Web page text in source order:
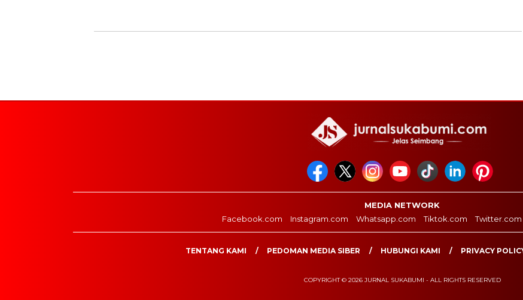
MEDIA NETWORK
Facebook.com
Instagram.com Whatsapp.com Tiktok.com Twitter.com
TENTANG KAMI PEDOMAN MEDIA SIBER HUBUNGI KAMI PRIVACY
COPYRIGHT © 2026 JURNAL SUKABUMI - ALL RIGHTS RESERVED